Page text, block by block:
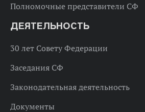
Полномочные представители СФ
ДЕЯТЕЛЬНОСТЬ
30 лет Совету Федерации
Заседания СФ
Законодательная деятельность
Документы